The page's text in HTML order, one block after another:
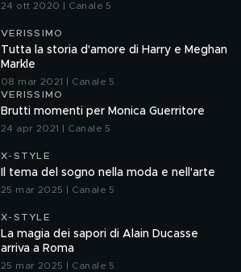
24 ott 2020 | Canale 5
VERISSIMO
Tutta la storia d'amore di Harry e Meghan
Markle
08 mar 2021 | Canale 5
VERISSIMO
Brutti momenti per Monica Guerritore
24 apr 2021 | Canale 5
X-STYLE
Il tema del sogno nella moda e nell'arte
25 mar 2025 | Canale 5
X-STYLE
La magia dei sapori di Alain Ducasse
arriva a Roma
25 mar 2025 | Canale 5